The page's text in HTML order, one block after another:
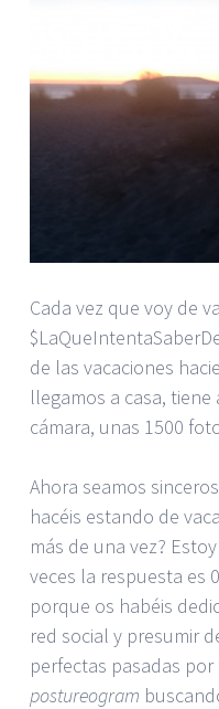
Cada vez que voy de
de las vacaciones
llegamos a casa,
cámara, unas 1500
Ahora seamos
hacéis estando de
más de una vez?
veces la respuesta es
porque os habéis
red social y presumir
perfectas pasadas
postureogram